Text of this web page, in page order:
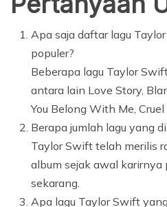
Apa saja daftar lagu
populer?
Beberapa lagu Taylor
antara lain Love Story,
You Belong With Me,
Berapa jumlah lagu yang
Taylor Swift telah merilis
album sejak awal
sekarang.
Apa lagu Taylor Swift